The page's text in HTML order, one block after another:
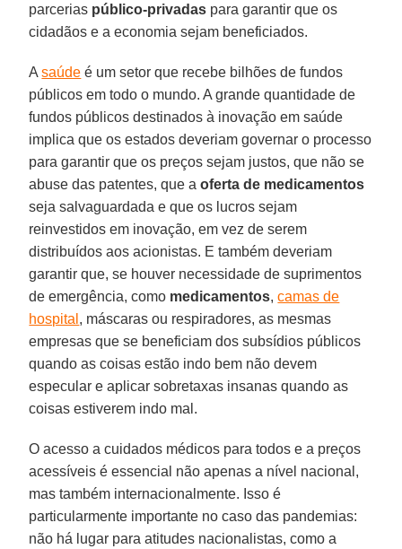
parcerias público-privadas para garantir que os
cidadãos e a economia sejam beneficiados.
Asaúde é um setor que recebe bilhões de fundos
públicos em todo o mundo. A grande quantidade de
fundos públicos destinados à inovação em saúde
implica que os estados deveriam governar o processo
para garantir que os preços sejam justos, que não se
abuse das patentes, que aoferta de medicamentos
seja salvaguardada e que os lucros sejam
reinvestidos em inovação, em vez de serem
distribuídos aos acionistas. E também deveriam
garantir que, se houver necessidade de suprimentos
de emergência, como medicamentos,camas de
hospital , máscaras ou respiradores, as mesmas
empresas que se beneficiam dos subsídios públicos
quando as coisas estão indo bem não devem
especular e aplicar sobretaxas insanas quando as
coisas estiverem indo mal.
O acesso a cuidados médicos para todos e a preços
acessíveis é essencial não apenas a nível nacional,
mas também internacionalmente. Isso é
particularmente importante no caso das pandemias:
não há lugar para atitudes nacionalistas, como a